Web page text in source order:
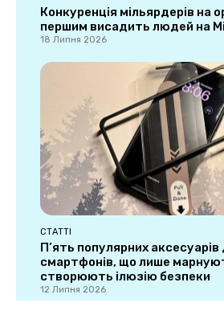
Конкуренція мільярдерів на
першим висадить людей на
18 Липня 2026
СТАТТІ
П’ять популярних аксесуарів
смартфонів, що лише
створюють ілюзію безпеки
12 Липня 2026